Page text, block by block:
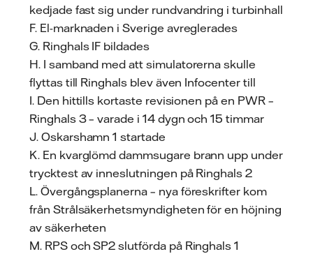
kedjade fast sig under rundvandring i turbinhall
F. El-marknaden i Sverige avreglerades
G. Ringhals IF bildades
H. I samband med att simulatorerna skulle
flyttas till Ringhals blev även Infocenter till
I. Den hittills kortaste revisionen på en PWR –
Ringhals 3 – varade i 14 dygn och 15 timmar
J. Oskarshamn 1 startade
K. En kvarglömd dammsugare brann upp under
trycktest av inneslutningen på Ringhals 2
L. Övergångsplanerna – nya föreskrifter kom
från Strålsäkerhetsmyndigheten för en höjning
av säkerheten
M. RPS och SP2 slutförda på Ringhals 1